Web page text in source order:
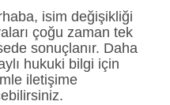
isim değişikliği
çoğu zaman tek
sonuçlanır. Daha
hukuki bilgi için
iletişime